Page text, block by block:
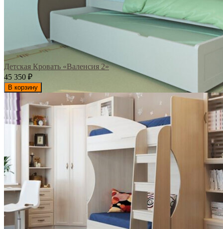
Детская Кровать «Валенсия 2»
45 350 ₽
В корзину